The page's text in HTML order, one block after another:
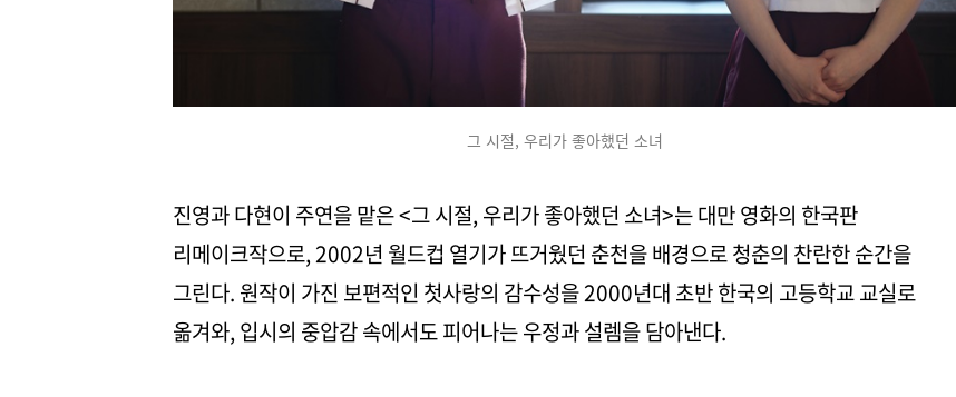
그 시절, 우리가 좋아했던 소녀
진영과 다현이 주연을 맡은 <그 시절, 우리가 좋아했던 소녀>는 대만 영화의 한국판
리메이크작으로, 2002년 월드컵 열기가 뜨거웠던 춘천을 배경으로 청춘의 찬란한 순간을
그린다. 원작이 가진 보편적인 첫사랑의 감수성을 2000년대 초반 한국의 고등학교 교실로
옮겨와, 입시의 중압감 속에서도 피어나는 우정과 설렘을 담아낸다.